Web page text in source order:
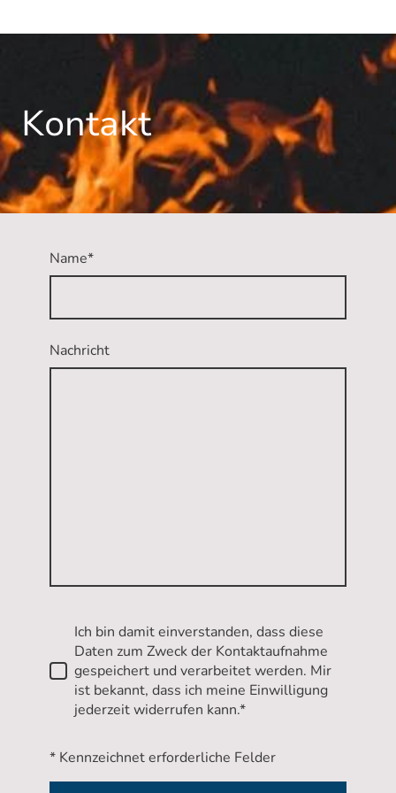
Kontakt
Name*
Nachricht
Ich bin damit einverstanden, dass diese
Daten zum Zweck der Kontaktaufnahme
gespeichert und verarbeitet werden. Mir
ist bekannt, dass ich meine Einwilligung
jederzeit widerrufen kann.*
* Kennzeichnet erforderliche Felder